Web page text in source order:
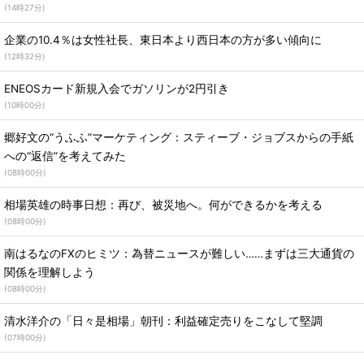
(14時27分)
企業の10.4％は女性社長、東日本より西日本の方が多い傾向に
(12時32分)
ENEOSカード新規入会でガソリンが2円引き
(10時00分)
郷好文の“うふふ”マーケティング：スティーブ・ジョブスからの手紙
への“返信”を考えてみた
(08時00分)
相場英雄の時事日想：再び、被災地へ。何ができるかを考える
(08時00分)
南はるなのFXのヒミツ：為替ニュースが難しい……まずは三大通貨の
関係を理解しよう
(08時00分)
清水洋介の「日々是相場」朝刊：利益確定売りをこなして堅調
(07時00分)